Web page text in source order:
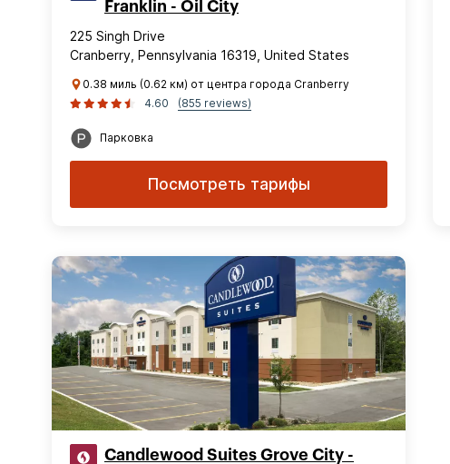
Franklin - Oil City
225 Singh Drive
Cranberry, Pennsylvania 16319, United States
0.38 миль (0.62 км) от центра города Cranberry
4.60
(855 reviews)
Парковка
Посмотреть тарифы
Candlewood Suites Grove City -